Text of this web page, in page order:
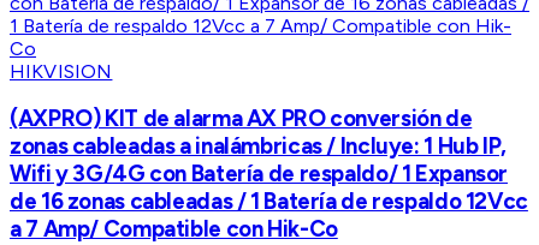
HIKVISION
(AXPRO) KIT de alarma AX PRO conversión de
zonas cableadas a inalámbricas / Incluye: 1 Hub IP,
Wifi y 3G/4G con Batería de respaldo/ 1 Expansor
de 16 zonas cableadas / 1 Batería de respaldo 12Vcc
a 7 Amp/ Compatible con Hik-Co